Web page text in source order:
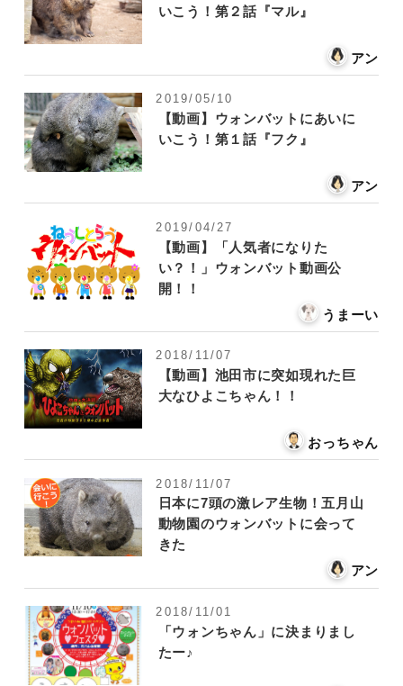
いこう！第２話『マル』
アン
2019/05/10
【動画】ウォンバットにあいに
いこう！第１話『フク』
アン
2019/04/27
【動画】「人気者になりた
い？！」ウォンバット動画公
開！！
うまーい
2018/11/07
【動画】池田市に突如現れた巨
大なひよこちゃん！！
おっちゃん
2018/11/07
日本に7頭の激レア生物！五月山
動物園のウォンバットに会って
きた
アン
2018/11/01
「ウォンちゃん」に決まりまし
たー♪